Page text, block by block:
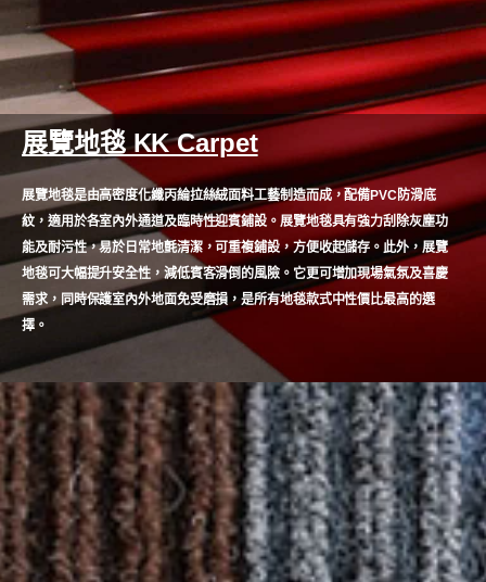
展覽地毯 KK Carpet
展覽地毯是由高密度化纖丙綸拉絲絨面料工藝制造而成，配備PVC防滑底
紋，適用於各室內外通道及臨時性迎賓鋪設。展覽地毯具有強力刮除灰塵功
能及耐污性，易於日常地氈清潔，可重複鋪設，方便收起儲存。此外，展覽
地毯可大幅提升安全性，減低賓客滑倒的風險。它更可增加現場氣氛及喜慶
需求，同時保護室內外地面免受磨損，是所有地毯款式中性價比最高的選
擇。